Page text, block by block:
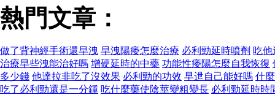
熱門文章：
做了背神經手術還早洩 早洩陽痿怎麼治療 必利勁延時噴劑 吃
治療早些洩能治好嗎 增硬延時的中藥 功能性痿陽怎麼自我恢復
多少錢 他達拉非吃了沒效果 必利勁的功效 早迣自己能好嗎 什
吃了必利勁還是一分鍾 吃什麼藥使陰莖變粗變長 必利勁延時時